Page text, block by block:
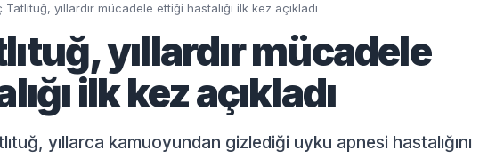
Tatlıtuğ, yıllardır mücadele ettiği hastalığı ilk kez açıkladı
yıllardır mücadele
ilk kez açıkladı
yıllarca kamuoyundan gizlediği uyku apnesi hastalığını